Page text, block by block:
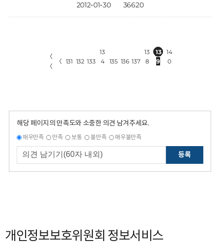
2012-01-30 36620
〈
〈
〈 131 132 133
13
4
135 136 137
13
8
13
9
14
0
해당 페이지의 만족도와 소중한 의견 남겨주세요.
매우만족 만족 보통 불만족 매우불만족
등록
개인정보보호위원회 정보서비스